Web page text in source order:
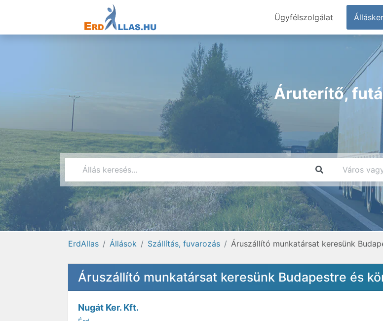
Ügyfélszolgálat
Áruterítő,
ErdAllas Állások Szállítás, fuvarozás Áruszállító munkatársat keresünk
Áruszállító munkatársat keresünk Budapestre és
Nugát Ker. Kft.